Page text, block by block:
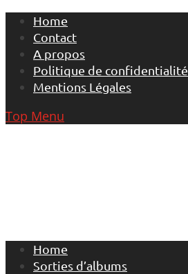
Skip
content
Home
Contact
A propos
Politique de confidentialité
Mentions Légales
Top Menu
Home
Sorties d’albums